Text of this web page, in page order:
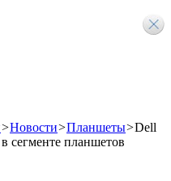
>Новости>Планшеты>Dell
сегменте планшетов